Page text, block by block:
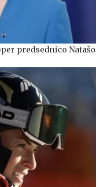
predsednico Natašo